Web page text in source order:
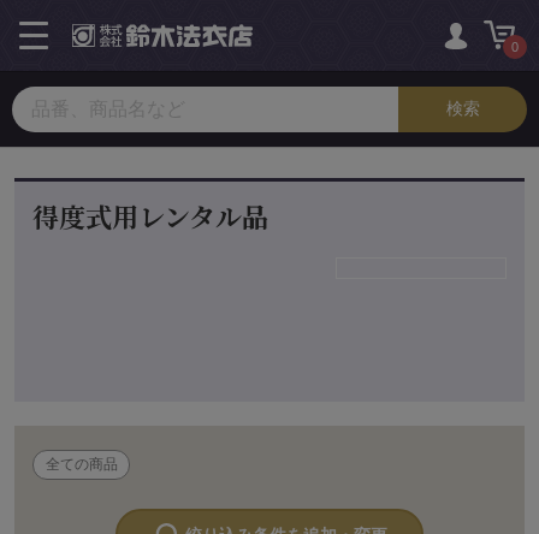
0
toggle
navigation
得度式用レンタル品
全ての商品